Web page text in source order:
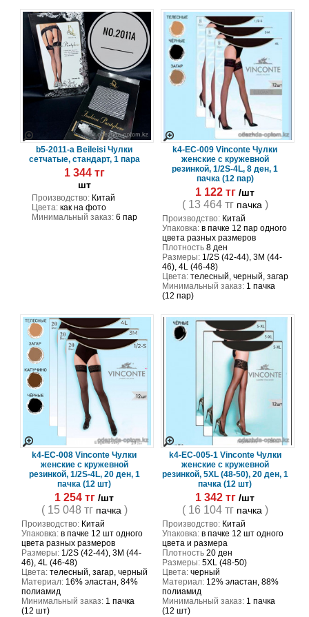
b5-2011-a Beileisi Чулки
сетчатые, стандарт, 1 пара
1 344 тг
шт
Производство:Китай
Цвета:как на фото
Минимальный заказ:6 пар
k4-EC-009 Vinconte Чулки
женские с кружевной
резинкой, 1/2S-4L, 8 ден, 1
пачка (12 пар)
1 122 тг /шт
( 13 464 тг пачка )
Производство:Китай
Упаковка:в пачке 12 пар одного
цвета разных размеров
Плотность8 ден
Размеры:1/2S (42-44), 3M (44-
46), 4L (46-48)
Цвета:телесный, черный, загар
Минимальный заказ:1 пачка
(12 пар)
k4-EC-008 Vinconte Чулки
женские с кружевной
резинкой, 1/2S-4L, 20 ден, 1
пачка (12 шт)
1 254 тг /шт
( 15 048 тг пачка )
Производство:Китай
Упаковка:в пачке 12 шт одного
цвета разных размеров
Размеры:1/2S (42-44), 3M (44-
46), 4L (46-48)
Цвета:телесный, загар, черный
Материал:16% эластан, 84%
полиамид
Минимальный заказ:1 пачка
(12 шт)
k4-EC-005-1 Vinconte Чулки
женские с кружевной
резинкой, 5XL (48-50), 20 ден, 1
пачка (12 шт)
1 342 тг /шт
( 16 104 тг пачка )
Производство:Китай
Упаковка:в пачке 12 шт одного
цвета и размера
Плотность20 ден
Размеры:5XL (48-50)
Цвета:черный
Материал:12% эластан, 88%
полиамид
Минимальный заказ:1 пачка
(12 шт)